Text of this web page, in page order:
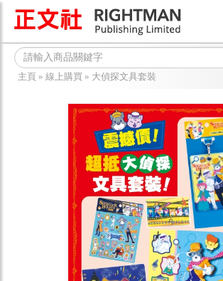
主頁 » 線上購買 » 大偵探文具套裝